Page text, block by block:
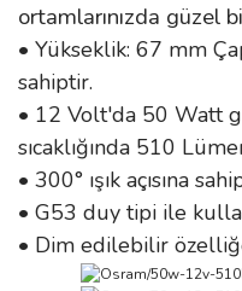
ortamlarınızda güzel
• Yükseklik: 67 mm
sahiptir.
• 12 Volt'da 50 Watt
sıcaklığında 510
• 300° ışık açısına
• G53 duy tipi ile
• Dim edilebilir